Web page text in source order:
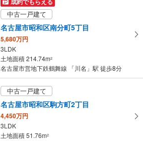
中古一戸建て
名古屋市昭和区南分町5丁目
5,680万円
3LDK
土地面積 214.74m2
名古屋市営地下鉄鶴舞線 「川名」駅 徒歩8分
中古一戸建て
名古屋市昭和区駒方町2丁目
4,450万円
3LDK
土地面積 51.76m2